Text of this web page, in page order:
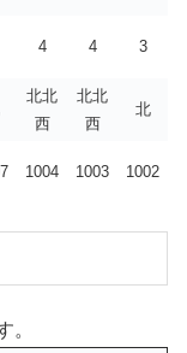
4 4 3
北北
西
北北
西
北
1004 1003 1002
。